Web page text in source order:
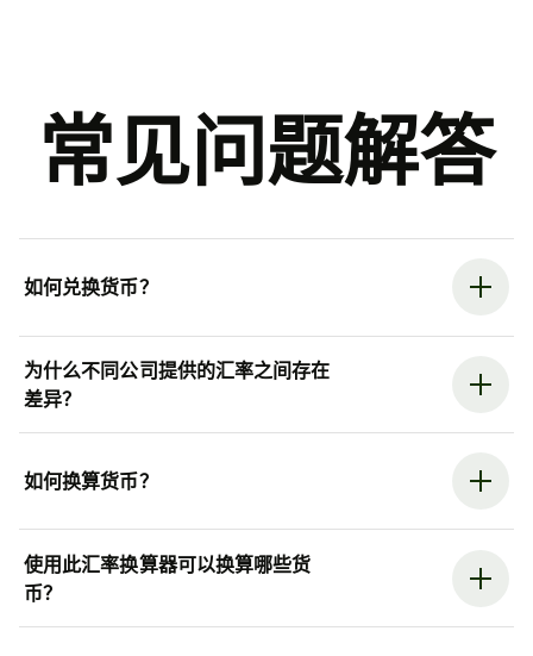
常见问题解答
如何兑换货币？
为什么不同公司提供的汇率之间存在
差异？
如何换算货币？
使用此汇率换算器可以换算哪些货
币？